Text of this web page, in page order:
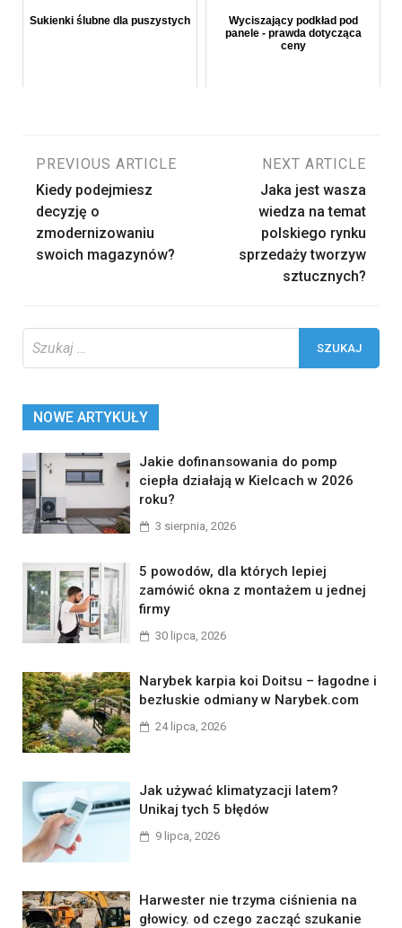
Sukienki ślubne dla puszystych
Wyciszający podkład pod
panele - prawda dotycząca
ceny
Nawigacja
wpisu
PREVIOUS ARTICLE
Kiedy podejmiesz
decyzję o
zmodernizowaniu
swoich magazynów?
NEXT ARTICLE
Jaka jest wasza
wiedza na temat
polskiego rynku
sprzedaży tworzyw
sztucznych?
NOWE ARTYKUŁY
Jakie dofinansowania do pomp
ciepła działają w Kielcach w 2026
roku?
3 sierpnia, 2026
5 powodów, dla których lepiej
zamówić okna z montażem u jednej
firmy
30 lipca, 2026
Narybek karpia koi Doitsu – łagodne i
bezłuskie odmiany w Narybek.com
24 lipca, 2026
Jak używać klimatyzacji latem?
Unikaj tych 5 błędów
9 lipca, 2026
Harwester nie trzyma ciśnienia na
głowicy. od czego zacząć szukanie